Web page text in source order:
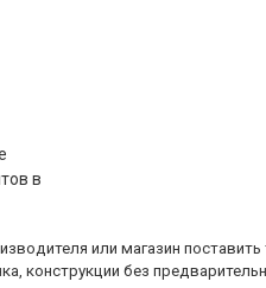
в
или магазин
конструкции без